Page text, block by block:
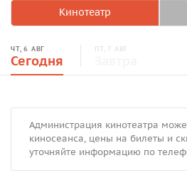
Кинотеатр
ЧТ, 6 АВГ
Сегодня
ПТ, 7 АВГ
Администрация кинотеатра
киносеанса, цены на билеты и
уточняйте информацию по